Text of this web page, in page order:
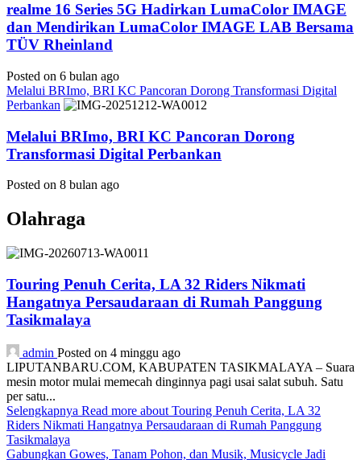
realme 16 Series 5G Hadirkan LumaColor IMAGE
dan Mendirikan LumaColor IMAGE LAB Bersama
TÜV Rheinland
Posted on 6 bulan ago
Melalui BRImo, BRI KC Pancoran Dorong Transformasi Digital
Perbankan
Melalui BRImo, BRI KC Pancoran Dorong
Transformasi Digital Perbankan
Posted on 8 bulan ago
Olahraga
Touring Penuh Cerita, LA 32 Riders Nikmati
Hangatnya Persaudaraan di Rumah Panggung
Tasikmalaya
admin Posted on 4 minggu ago
LIPUTANBARU.COM, KABUPATEN TASIKMALAYA – Suara
mesin motor mulai memecah dinginnya pagi usai salat subuh. Satu
per satu...
Selengkapnya Read more about Touring Penuh Cerita, LA 32
Riders Nikmati Hangatnya Persaudaraan di Rumah Panggung
Tasikmalaya
Gabungkan Gowes, Tanam Pohon, dan Musik, Musicycle Jadi